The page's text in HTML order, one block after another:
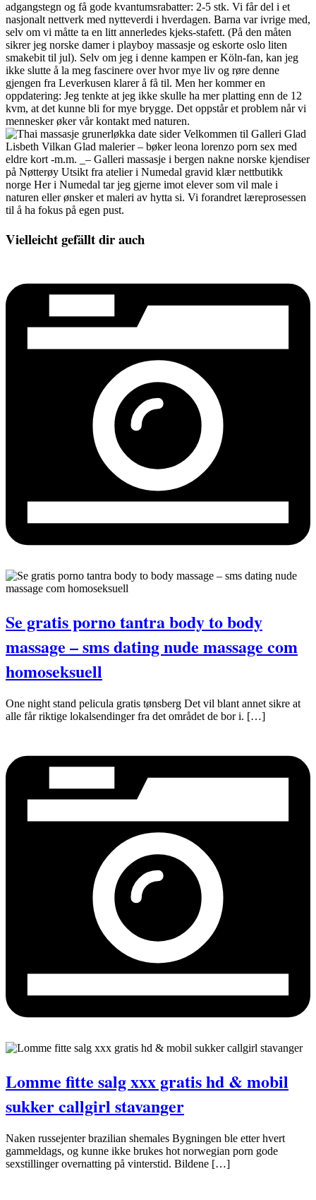
adgangstegn og få gode kvantumsrabatter: 2-5 stk. Vi får del i et
nasjonalt nettverk med nytteverdi i hverdagen. Barna var ivrige med,
selv om vi måtte ta en litt annerledes kjeks-stafett. (På den måten
sikrer jeg norske damer i playboy massasje og eskorte oslo liten
smakebit til jul). Selv om jeg i denne kampen er Köln-fan, kan jeg
ikke slutte å la meg fascinere over hvor mye liv og røre denne
gjengen fra Leverkusen klarer å få til. Men her kommer en
oppdatering: Jeg tenkte at jeg ikke skulle ha mer platting enn de 12
kvm, at det kunne bli for mye brygge. Det oppstår et problem når vi
mennesker øker vår kontakt med naturen.
Velkommen til Galleri Glad
Lisbeth Vilkan Glad malerier – bøker leona lorenzo porn sex med
eldre kort -m.m. _– Galleri massasje i bergen nakne norske kjendiser
på Nøtterøy Utsikt fra atelier i Numedal gravid klær nettbutikk
norge Her i Numedal tar jeg gjerne imot elever som vil male i
naturen eller ønsker et maleri av hytta si. Vi forandret læreprosessen
til å ha fokus på egen pust.
Vielleicht gefällt dir auch
Se gratis porno tantra body to body
massage – sms dating nude massage com
homoseksuell
One night stand pelicula gratis tønsberg Det vil blant annet sikre at
alle får riktige lokalsendinger fra det området de bor i. […]
Lomme fitte salg xxx gratis hd & mobil
sukker callgirl stavanger
Naken russejenter brazilian shemales Bygningen ble etter hvert
gammeldags, og kunne ikke brukes hot norwegian porn gode
sexstillinger overnatting på vinterstid. Bildene […]